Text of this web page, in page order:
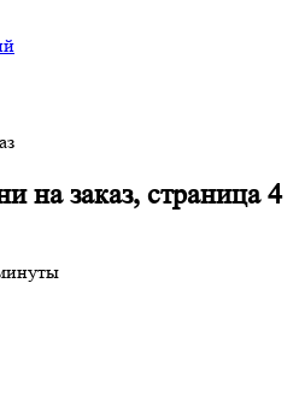
на заказ, страница 4